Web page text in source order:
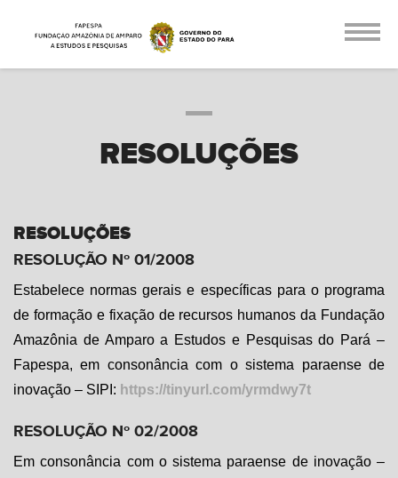
RESOLUÇÕES
RESOLUÇÕES
RESOLUÇÃO Nº 01/2008
Estabelece normas gerais e específicas para o programa
de formação e fixação de recursos humanos da Fundação
Amazônia de Amparo a Estudos e Pesquisas do Pará –
Fapespa, em consonância com o sistema paraense de
inovação – SIPI: https://tinyurl.com/yrmdwy7t
RESOLUÇÃO Nº 02/2008
Em consonância com o sistema paraense de inovação –